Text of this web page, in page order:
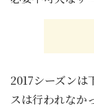
2017シーズン
スは行われなか